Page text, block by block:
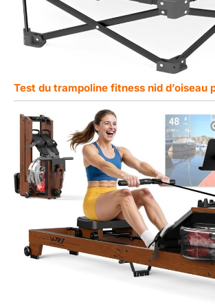
Test du trampoline fitness nid d’oiseau